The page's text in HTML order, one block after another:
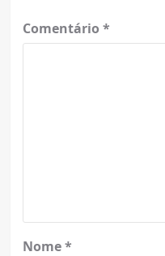
Comentário *
Nome*